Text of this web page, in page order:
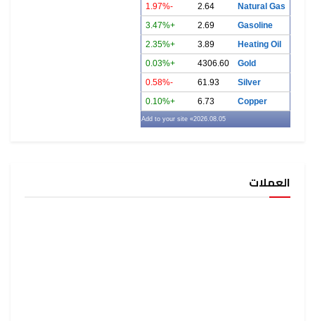
Natural Gas
2.64
-1.97%
Gasoline
2.69
+3.47%
Heating Oil
3.89
+2.35%
Gold
4306.60
+0.03%
Silver
61.93
-0.58%
Copper
6.73
+0.10%
2026.08.05
» Add to your site
العملات